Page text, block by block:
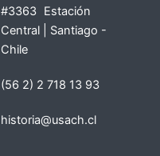
#3363 Estación
Central | Santiago -
Chile
(56 2) 2 718 13 93
historia@usach.cl